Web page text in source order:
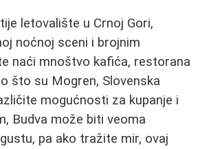
letovalište u Crnoj Gori,
noćnoj sceni i brojnim
naći mnoštvo kafića, restorana
što su Mogren, Slovenska
mogućnosti za kupanje i
Budva može biti veoma
pa ako tražite mir, ovaj